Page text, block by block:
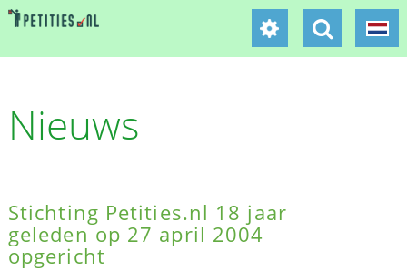
Nieuws
Stichting Petities.nl 18 jaar
geleden op 27 april 2004
opgericht